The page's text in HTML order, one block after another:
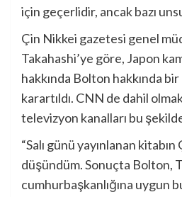
için geçerlidir, ancak bazı
Çin Nikkei gazetesi genel
Takahashi’ye göre, Japon
hakkında Bolton hakkında
karartıldı. CNN de dahil
televizyon kanalları bu
“Salı günü yayınlanan kitabın
düşündüm. Sonuçta Bolton,
cumhurbaşkanlığına uygun